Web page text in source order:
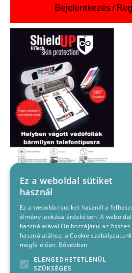
Bejelentkezés /
Ez a weboldal sütiket
használ
Ez a weboldal sütiket használ a
élmény javítása érdekében. A
használatával Ön hozzájárul az összes
használatához, a Cookie
megfelelően. Bővebben
ELENGEDHETETLENÜL
SZÜKSÉGES